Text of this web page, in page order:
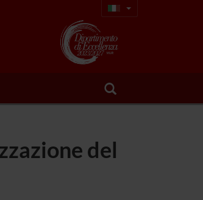
del